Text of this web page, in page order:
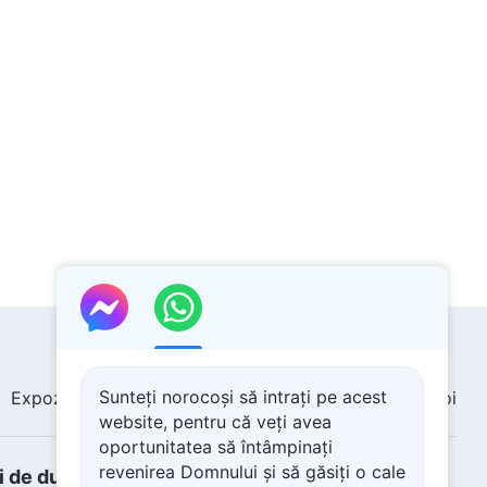
Expoziție de imagini Noutăți Despre noi
de durere și să obții pacea și fericirea?
Sunteți norocoși să intrați pe acest
website, pentru că veți avea
oportunitatea să întâmpinați
revenirea Domnului și să găsiți o cale